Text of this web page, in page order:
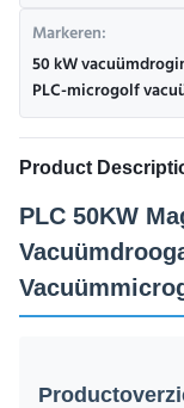
Markeren:
50 kW
PLC-microgolf
Product
PLC 50KW